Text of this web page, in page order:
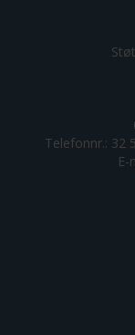
Telefonnr.: 32
E-